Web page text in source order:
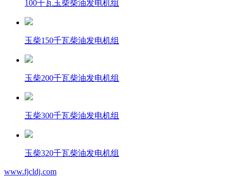
100千瓦玉柴柴油发电机组
玉柴150千瓦柴油发电机组
玉柴200千瓦柴油发电机组
玉柴300千瓦柴油发电机组
玉柴320千瓦柴油发电机组
www.fjcldj.com